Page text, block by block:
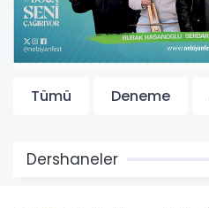
Tümü Deneme
Dershaneler